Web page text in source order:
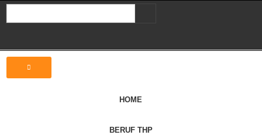
HOME
BERUF THP